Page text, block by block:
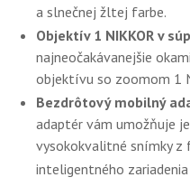
a slnečnej žltej farbe.
Objektív 1 NIKKOR v
najneočakávanejšie
objektívu so zoomom 1
Bezdrôtový mobilný
adaptér vám umožňuje
vysokokvalitné snímky
inteligentného